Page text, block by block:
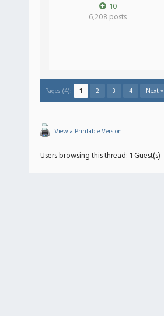
10
6,208 posts
Pages (4): 1 2 3 4 Next »
View a Printable Version
Users browsing this thread: 1 Guest(s)